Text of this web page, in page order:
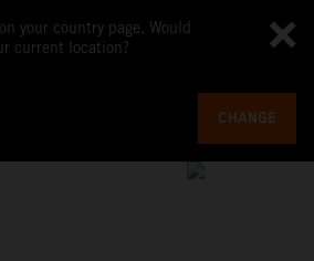
your country page. Would
current location?
CHANGE